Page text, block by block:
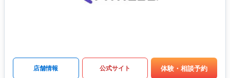
店舗情報 公式サイト 体験・相談予約